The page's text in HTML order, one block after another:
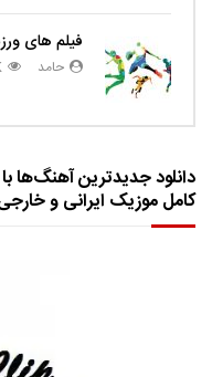
فیلم های
حامد
دانلود جدیدترین آهنگ‌ها
کامل موزیک ایرانی و